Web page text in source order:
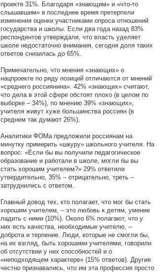
проекте 31%. Благодаря «знающим» и «что-то
слышавшим» в последнее время претерпели
изменения оценки участниками опроса отношений
государства и школы. Если два года назад 83%
респондентов утверждали, что власть уделяет
школе недостаточно внимания, сегодня доля таких
ответов снизилась до 65%.
Примечательно, что мнения «знающих» о
нацпроекте по ряду позиций отличаются от мнений
«среднего россиянина». 42% «знающих» считают,
что дела в этой сфере обстоят плохо (в целом по
выборке – 34%), по мнению 39% «знающих»,
учителя живут хуже большинства россиян (в
среднем так думают 26%).
Аналитики ФОМа предложили россиянам на
минутку примерить «шкуру» школьного учителя. На
вопрос: «Если бы вы получили педагогическое
образование и работали в школе, могли бы вы
стать хорошим учителем?» 29% ответили
утвердительно, 35% – отрицательно, треть –
затруднились с ответом.
Главный довод тех, кто полагает, что мог бы стать
хорошим учителем, – это любовь к детям, умение
ладить с ними (10%). Около 6% полагают, что у
них есть качества, необходимые учителю, –
доброта и терпение. Люди, которые не смогли бы,
на их взгляд, быть хорошими учителями, говорили
об отсутствии у них способностей и о
«неподходящем характере» (15% ответов). Другие
честно признавались, что им эта профессия просто